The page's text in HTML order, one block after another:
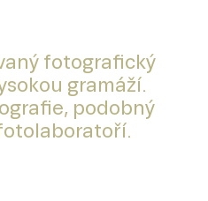
fotografický
gramáží.
podobný